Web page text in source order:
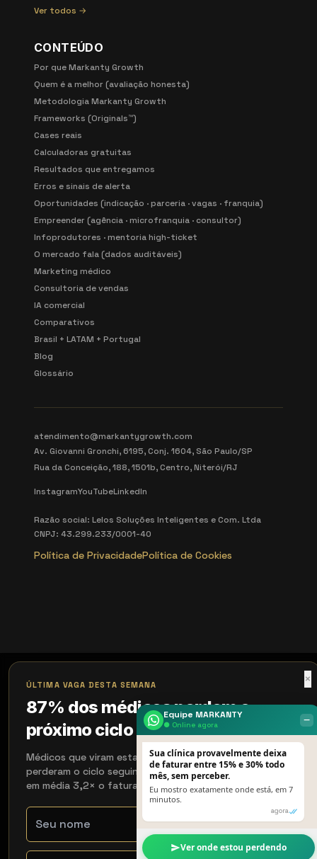
Ver todos →
CONTEÚDO
Por que Markanty Growth
Quem é a melhor (avaliação honesta)
Metodologia Markanty Growth
Frameworks (Originals™)
Cases reais
Calculadoras gratuitas
Resultados que entregamos
Erros e sinais de alerta
Oportunidades (indicação · parceria · vagas · franquia)
Empreender (agência · microfranquia · consultor)
Infoprodutores · mentoria high-ticket
O mercado fala (dados auditáveis)
Marketing médico
Consultoria de vendas
IA comercial
Comparativos
Brasil + LATAM + Portugal
Blog
Glossário
atendimento@markantygrowth.com
Av. Giovanni Gronchi, 6195, Conj. 1604, São Paulo/SP
Rua da Conceição, 188, 1501b, Centro, Niterói/RJ
InstagramYouTubeLinkedIn
Razão social: Lelos Soluções Inteligentes e Com. Ltda
CNPJ: 43.299.233/0001-40
Política de PrivacidadePolítica de Cookies
×
ÚLTIMA VAGA DESTA SEMANA
87% dos médicos perdem o
próximo ciclo de 90 dias
Médicos que viram esta página e não agendaram
perderam o ciclo seguinte. Os que agendaram recuperaram
em média 3,2× o faturamento em 90 dias.
Equipe MARKANTY
● Online agora ‒
Sua clínica provavelmente deixa
de faturar entre 15% e 30% todo
mês, sem perceber.
Eu mostro exatamente onde está, em 7
minutos.
agora
Ver onde estou perdendo